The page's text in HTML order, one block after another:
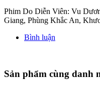
Phim Do Diễn Viên: Vu
Giang, Phùng Khắc An,
Bình luận
Sản phẩm cùng danh